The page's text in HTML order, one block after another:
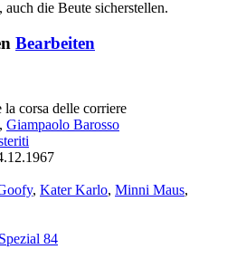
die Beute sicherstellen.
Bearbeiten
corsa delle corriere
, Giampaolo Barosso
, Kater Karlo, Minni Maus,
84